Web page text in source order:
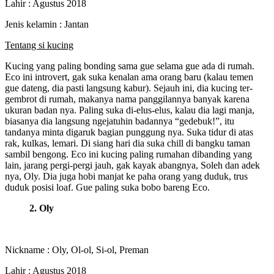
Lahir : Agustus 2018
Jenis kelamin : Jantan
Tentang si kucing
Kucing yang paling bonding sama gue selama gue ada di rumah.
Eco ini introvert, gak suka kenalan ama orang baru (kalau temen
gue dateng, dia pasti langsung kabur). Sejauh ini, dia kucing ter-
gembrot di rumah, makanya nama panggilannya banyak karena
ukuran badan nya. Paling suka di-elus-elus, kalau dia lagi manja,
biasanya dia langsung ngejatuhin badannya “gedebuk!”, itu
tandanya minta digaruk bagian punggung nya. Suka tidur di atas
rak, kulkas, lemari. Di siang hari dia suka chill di bangku taman
sambil bengong. Eco ini kucing paling rumahan dibanding yang
lain, jarang pergi-pergi jauh, gak kayak abangnya, Soleh dan adek
nya, Oly. Dia juga hobi manjat ke paha orang yang duduk, trus
duduk posisi loaf. Gue paling suka bobo bareng Eco.
2. Oly
Nickname : Oly, Ol-ol, Si-ol, Preman
Lahir : Agustus 2018